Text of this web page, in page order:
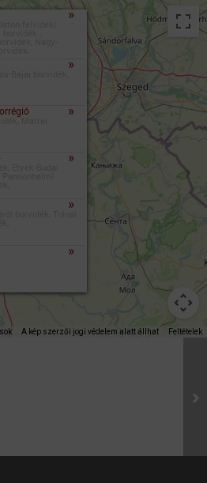
»
felvidéki
»
Bajai borvidék,
»
Mátrai
»
Etyek-Budai
»
borvidék, Tolnai
»
A kép szerzői jogi védelem alatt állhat Feltételek